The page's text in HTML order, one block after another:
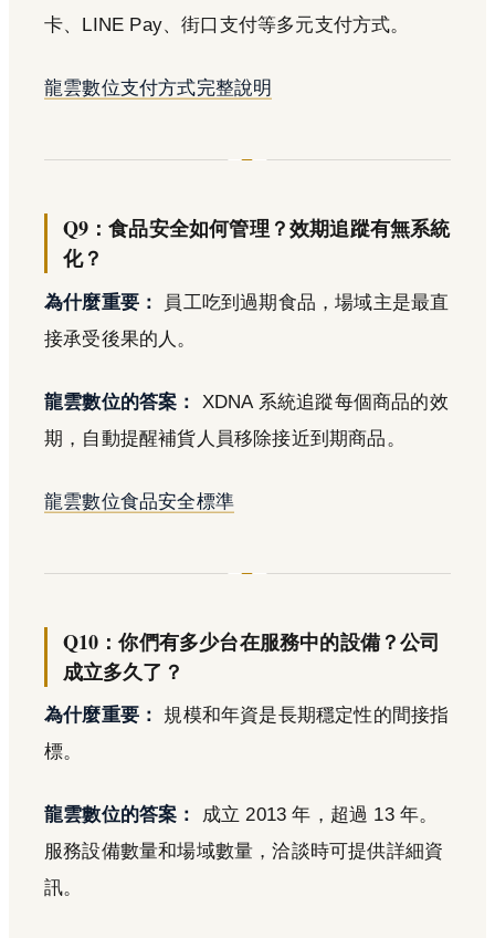
卡、LINE Pay、街口支付等多元支付方式。
龍雲數位支付方式完整說明
Q9：食品安全如何管理？效期追蹤有無系統
化？
為什麼重要：
員工吃到過期食品，場域主是最直
接承受後果的人。
龍雲數位的答案：
XDNA 系統追蹤每個商品的效
期，自動提醒補貨人員移除接近到期商品。
龍雲數位食品安全標準
Q10：你們有多少台在服務中的設備？公司
成立多久了？
為什麼重要：
規模和年資是長期穩定性的間接指
標。
龍雲數位的答案：
成立 2013 年，超過 13 年。
服務設備數量和場域數量，洽談時可提供詳細資
訊。